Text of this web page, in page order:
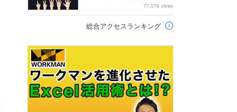
77,578 views
総合アクセスランキング